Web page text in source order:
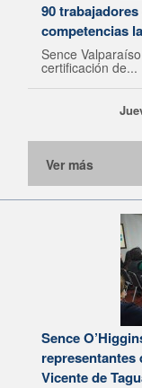
90
competencias
Sence
certificación de...
Ver más
Sence
representantes
Vicente de